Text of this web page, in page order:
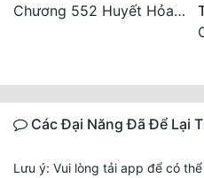
Chương 552 Huyết Hỏa Độn Hư, nhân quả chưa dứt
Các Đại Năng Đã Để Lại
Lưu ý: Vui lòng tải app để có